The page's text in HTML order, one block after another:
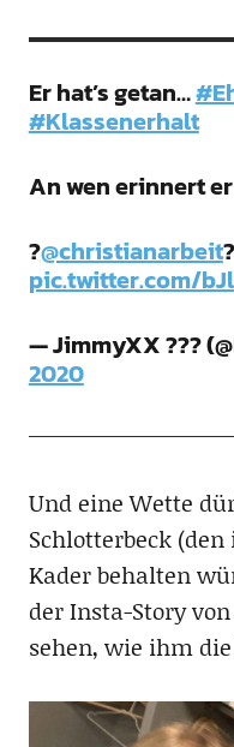
Er hat’s getan…
#Klassenerhalt
An wen erinnert
?@christianarbeit?
pic.twitter.com/
— JimmyXX ???
2020
Und eine Wette
Schlotterbeck
Kader behalten
der Insta-Story
sehen, wie ihm